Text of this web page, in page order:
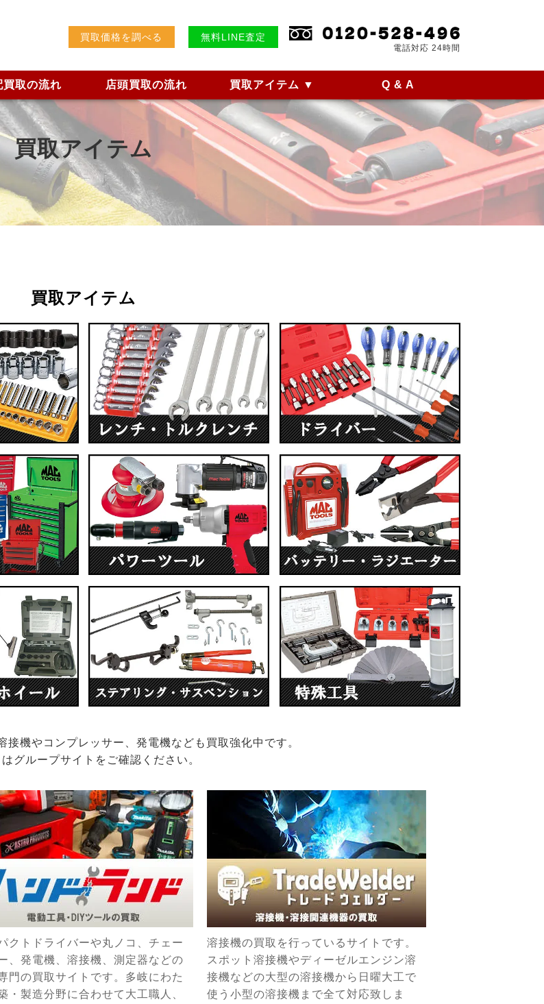
買取価格を調べる 無料LINE査定
電話対応 24時間
買取の流れ 店頭買取の流れ 買取アイテム ▼ Q & A
買取アイテム
買取アイテム
接機やコンプレッサー、発電機なども買取強化中です。
グループサイトをご確認ください。
クトドライバーや丸ノコ、チェー
、発電機、溶接機、測定器などの
門の買取サイトです。多岐にわた
・製造分野に合わせて大工職人、
溶接機の買取を行っているサイトです。
スポット溶接機やディーゼルエンジン溶
接機などの大型の溶接機から日曜大工で
使う小型の溶接機まで全て対応致しま